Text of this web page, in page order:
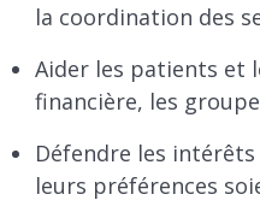
la coordination des
Aider les patients et
financière, les
Défendre les
leurs préférences